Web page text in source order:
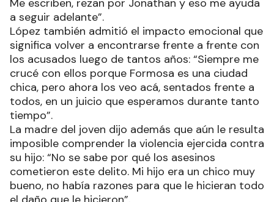
a seguir adelante”.
López también admitió el impacto emocional que
significa volver a encontrarse frente a frente con
los acusados luego de tantos años: “Siempre me
crucé con ellos porque Formosa es una ciudad
chica, pero ahora los veo acá, sentados frente a
todos, en un juicio que esperamos durante tanto
tiempo”.
La madre del joven dijo además que aún le resulta
imposible comprender la violencia ejercida contra
su hijo: “No se sabe por qué los asesinos
cometieron este delito. Mi hijo era un chico muy
bueno, no había razones para que le hicieran todo